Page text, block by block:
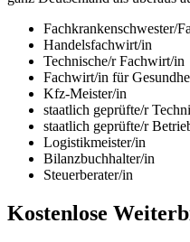
Fachkrankenschwester/
Handelsfachwirt/in
Technische/r Fachwirt/in
Fachwirt/in für
Kfz-Meister/in
staatlich geprüfte/r
staatlich geprüfte/r
Logistikmeister/in
Bilanzbuchhalter/in
Steuerberater/in
Kostenlose